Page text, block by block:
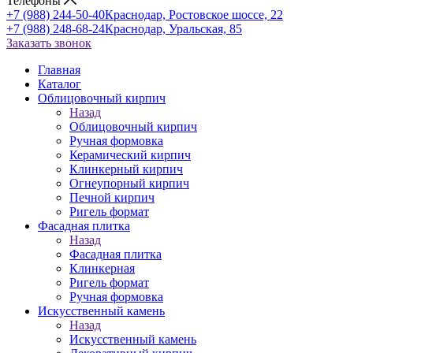
+7 (988) 244-50-40Краснодар, Ростовское шоссе, 22
+7 (988) 248-68-24Краснодар, Уральская, 85
Заказать звонок
Главная
Каталог
Облицовочный кирпич
Назад
Облицовочный кирпич
Ручная формовка
Керамический кирпич
Клинкерный кирпич
Огнеупорный кирпич
Печной кирпич
Ригель формат
Фасадная плитка
Назад
Фасадная плитка
Клинкерная
Ригель формат
Ручная формовка
Искусственный камень
Назад
Искусственный камень